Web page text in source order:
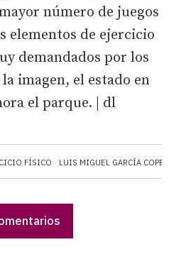
FÍSICO LUIS MIGUEL GARCÍA
número de juegos
elementos de ejercicio
demandados por los
imagen, el estado en
el parque. | dl